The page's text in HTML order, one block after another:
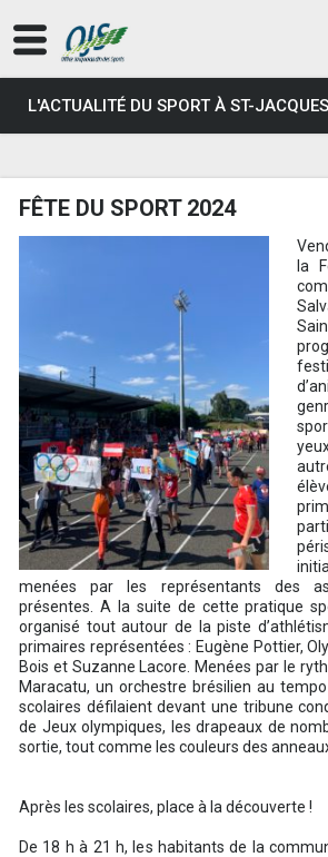
L'ACTUALITÉ DU SPORT À ST-JACQUES
FÊTE DU SPORT 2024
la
menées par les représentants des
présentes. A la suite de cette pratique
organisé tout autour de la piste
primaires représentées : Eugène Pottier,
Bois et Suzanne Lacore. Menées par le
Maracatu, un orchestre brésilien au
scolaires défilaient devant une tribune
de Jeux olympiques, les drapeaux de
sortie, tout comme les couleurs des
Après les scolaires, place à la découverte !
De 18 h à 21 h, les habitants de la